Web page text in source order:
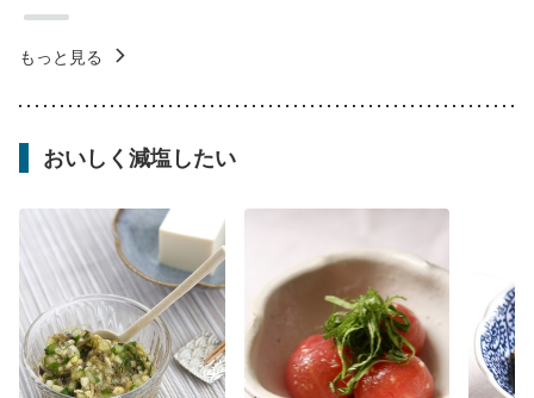
もっと見る
おいしく減塩したい